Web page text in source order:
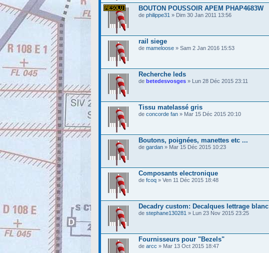
BOUTON POUSSOIR APEM PHAP4683W
de philippe31 » Dim 30 Jan 2011 13:56
rail siege
de mameloose » Sam 2 Jan 2016 15:53
Recherche leds
de betedesvosges » Lun 28 Déc 2015 23:11
Tissu matelassé gris
de concorde fan » Mar 15 Déc 2015 20:10
Boutons, poignées, manettes etc ...
de gardan » Mar 15 Déc 2015 10:23
Composants electronique
de fcoq » Ven 11 Déc 2015 18:48
Decadry custom: Decalques lettrage blanc
de stephane130281 » Lun 23 Nov 2015 23:25
Fournisseurs pour "Bezels"
de arcc » Mar 13 Oct 2015 18:47